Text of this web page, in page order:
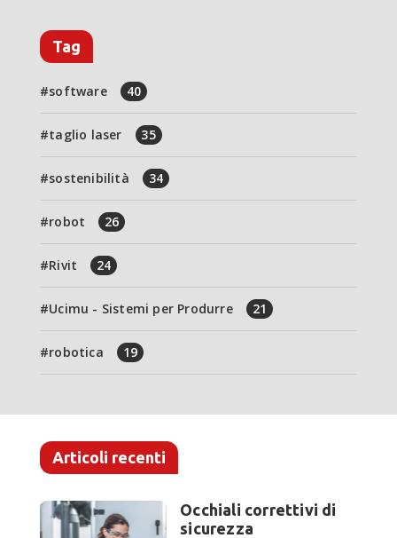
Tag
software 40
taglio laser 35
sostenibilità 34
robot 26
Rivit 24
Ucimu - Sistemi per Produrre 21
robotica 19
Articoli recenti
Occhiali correttivi di
sicurezza